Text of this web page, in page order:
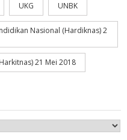
UKG UNBK
Nasional (Hardiknas) 2
21 Mei 2018